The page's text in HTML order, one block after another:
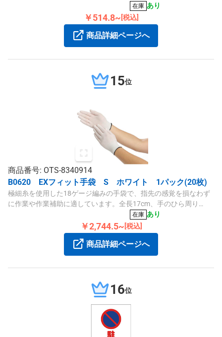
刷に適した高品質なカラーペーパーです。
在庫 あり
￥514.8~ [税込]
商品詳細ページへ
15位
商品番号: OTS-8340914
B0620 EXフィット手袋 S ホワイト 1パック(20枚)
極細糸を使用した18ゲージ編みの手袋で、指先の感覚を損なわず
に作業や作業補助に適しています。全長17cm、手のひら周り
15.5cmで、ホワイトカラーとリスト部のイエローが特徴です。
在庫 あり
￥2,744.5~ [税込]
商品詳細ページへ
16位